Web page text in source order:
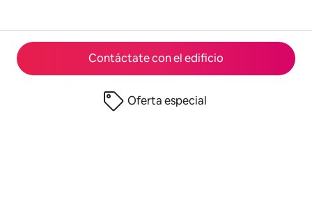
Contáctate con el edificio
Oferta especial